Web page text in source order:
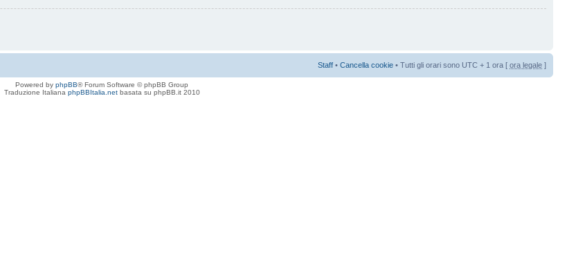
Staff • Cancella cookie • Tutti gli orari sono UTC + 1 ora [ ora legale ]
Powered by phpBB® Forum Software © phpBB Group
Traduzione Italiana phpBBItalia.netbasata su phpBB.it 2010